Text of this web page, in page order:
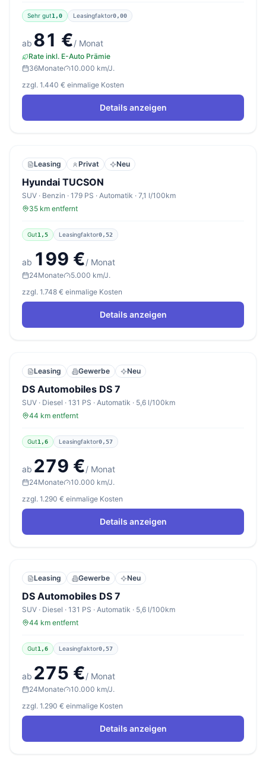
Sehr gut1,0 Leasingfaktor0,00
ab 81 €/ Monat
Rate inkl. E-Auto Prämie
36Monate
10.000 km/J.
zzgl. 1.440 € einmalige Kosten
Details anzeigen
Leasing Privat Neu
Hyundai TUCSON
SUV · Benzin · 179 PS · Automatik · 7,1 l/100km
35 km entfernt
Gut1,5 Leasingfaktor0,52
ab 199 €/ Monat
24Monate
5.000 km/J.
zzgl. 1.748 € einmalige Kosten
Details anzeigen
Leasing Gewerbe Neu
DS Automobiles DS 7
SUV · Diesel · 131 PS · Automatik · 5,6 l/100km
44 km entfernt
Gut1,6 Leasingfaktor0,57
ab 279 €/ Monat
24Monate
10.000 km/J.
zzgl. 1.290 € einmalige Kosten
Details anzeigen
Leasing Gewerbe Neu
DS Automobiles DS 7
SUV · Diesel · 131 PS · Automatik · 5,6 l/100km
44 km entfernt
Gut1,6 Leasingfaktor0,57
ab 275 €/ Monat
24Monate
10.000 km/J.
zzgl. 1.290 € einmalige Kosten
Details anzeigen